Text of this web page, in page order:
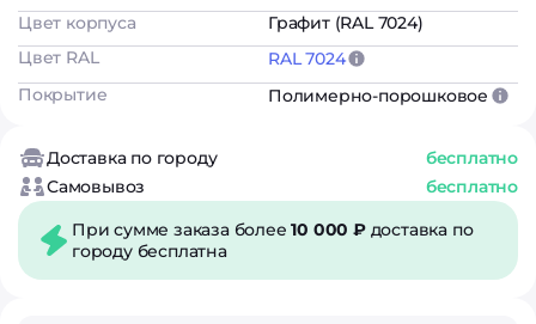
Цвет корпуса
Графит (RAL 7024)
Цвет RAL
RAL 7024
Покрытие
Полимерно-порошковое
Доставка по городу
бесплатно
Самовывоз
бесплатно
При сумме заказа более10 000 ₽доставка по
городу бесплатна